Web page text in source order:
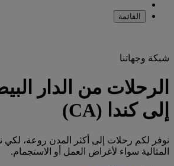
القائمة
شبكة وجهاتنا
إلى كندا (CA)
نوفر لكم رحلات إلى أكثر المدن روعة، لكي
المثالية سواء لأغراض العمل أو الاستجمام.